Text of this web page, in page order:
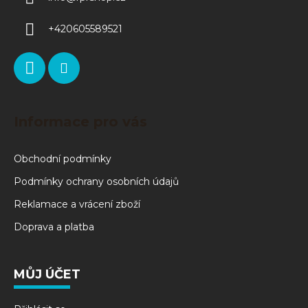
+420605589521
Obchodní podmínky
Podmínky ochrany osobních údajů
Reklamace a vrácení zboží
Doprava a platba
MŮJ ÚČET